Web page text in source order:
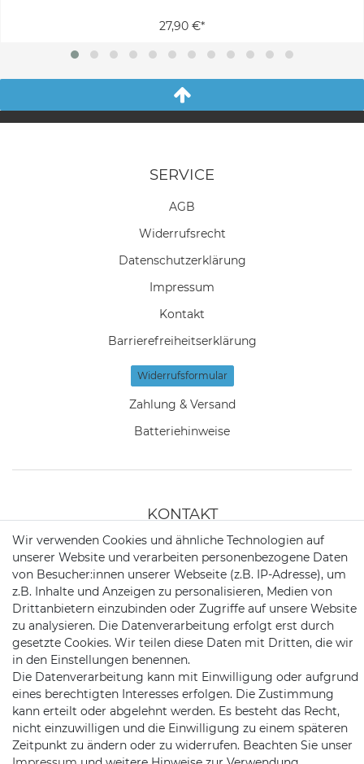
27,90 €*
SERVICE
AGB
Widerrufs­recht
Daten­schutz­erklärung
Impressum
Kontakt
Barrierefreiheitserklärung
Widerrufs­formular
Zahlung & Versand
Batteriehinweise
KONTAKT
Telefon: 09721 / 9453362
Mail:info@satshopping.de
Kopenhagenstr. 4
97424 Schweinfurt
Wir verwenden Cookies und ähnliche Technologien auf
unserer Website und verarbeiten personenbezogene Daten
von Besucher:innen unserer Webseite (z.B. IP-Adresse), um
z.B. Inhalte und Anzeigen zu personalisieren, Medien von
Drittanbietern einzubinden oder Zugriffe auf unsere Website
zu analysieren. Die Datenverarbeitung erfolgt erst durch
gesetzte Cookies. Wir teilen diese Daten mit Dritten, die wir
in den Einstellungen benennen.
Die Datenverarbeitung kann mit Einwilligung oder aufgrund
eines berechtigten Interesses erfolgen. Die Zustimmung
kann erteilt oder abgelehnt werden. Es besteht das Recht,
nicht einzuwilligen und die Einwilligung zu einem späteren
Zeitpunkt zu ändern oder zu widerrufen. Beachten Sie unser